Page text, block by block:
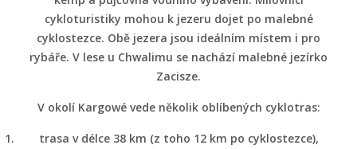
cykloturistiky mohou k jezeru dojet po malebné
cyklostezce. Obě jezera jsou ideálním místem i pro
rybáře. V lese u Chwalimu se nachází malebné jezírko
Zacisze.
V okolí Kargowé vede několik oblíbených cyklotras:
trasa v délce 38 km (z toho 12 km po cyklostezce),